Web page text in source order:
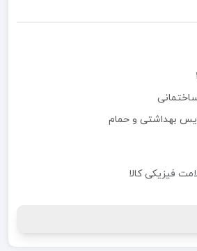
بهداشتی و حمام
فیزیکی کالا